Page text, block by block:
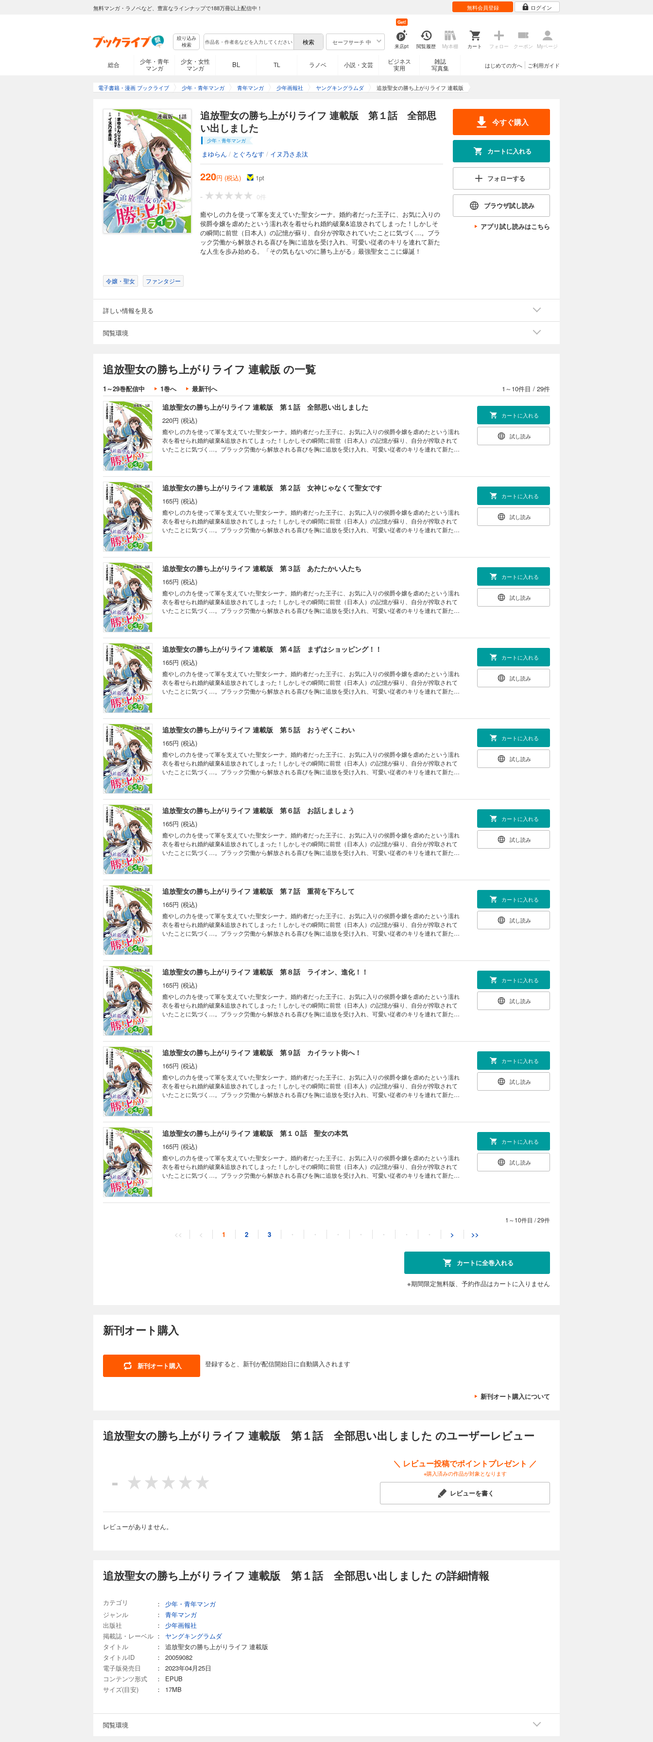
無料マンガ・ラノベなど、豊富なラインナップで188万冊以上配信中！ 無料会員登録 ログイン
絞り込み
検索
セーフサーチ 中
来店pt
Get!
閲覧履歴 My本棚 カート フォロー クーポン Myページ
総合
少年・青年
マンガ
少女・女性
マンガ
BL TL ラノベ 小説・文芸
ビジネス
実用
雑誌
写真集
ご利用ガイド
はじめての方へ
電子書籍・漫画 ブックライブ 少年・青年マンガ 青年マンガ 少年画報社 ヤングキングラムダ 追放聖女の勝ち上がりライフ 連載版
追放聖女の勝ち上がりライフ 連載版 第１話 全部思
い出しました
少年・青年マンガ
まゆらん / とぐろなす / イヌ乃さゑ汰
220円 (税込) 1pt
-
0件
癒やしの力を使って軍を支えていた聖女シーナ。婚約者だった王子に、お気に入りの
侯爵令嬢を虐めたという濡れ衣を着せられ婚約破棄&追放されてしまった！しかしそ
の瞬間に前世（日本人）の記憶が蘇り、自分が搾取されていたことに気づく…。ブラ
ック労働から解放される喜びを胸に追放を受け入れ、可愛い従者のキリを連れて新た
な人生を歩み始める。「その気もないのに勝ち上がる」最強聖女ここに爆誕！
今すぐ購入
カートに入れる
フォローする
ブラウザ試し読み
アプリ試し読みはこちら
令嬢・聖女 ファンタジー
詳しい情報を見る
閲覧環境
追放聖女の勝ち上がりライフ 連載版 の一覧
1～29巻配信中 1巻へ 最新刊へ 1～10件目 / 29件
追放聖女の勝ち上がりライフ 連載版 第１話 全部思い出しました
220円 (税込)
癒やしの力を使って軍を支えていた聖女シーナ。婚約者だった王子に、お気に入りの侯爵令嬢を虐めたという濡れ
衣を着せられ婚約破棄&追放されてしまった！しかしその瞬間に前世（日本人）の記憶が蘇り、自分が搾取されて
いたことに気づく…。ブラック労働から解放される喜びを胸に追放を受け入れ、可愛い従者のキリを連れて新たな
カートに入れる
試し読み
追放聖女の勝ち上がりライフ 連載版 第２話 女神じゃなくて聖女です
165円 (税込)
癒やしの力を使って軍を支えていた聖女シーナ。婚約者だった王子に、お気に入りの侯爵令嬢を虐めたという濡れ
衣を着せられ婚約破棄&追放されてしまった！しかしその瞬間に前世（日本人）の記憶が蘇り、自分が搾取されて
いたことに気づく…。ブラック労働から解放される喜びを胸に追放を受け入れ、可愛い従者のキリを連れて新たな
カートに入れる
試し読み
追放聖女の勝ち上がりライフ 連載版 第３話 あたたかい人たち
165円 (税込)
癒やしの力を使って軍を支えていた聖女シーナ。婚約者だった王子に、お気に入りの侯爵令嬢を虐めたという濡れ
衣を着せられ婚約破棄&追放されてしまった！しかしその瞬間に前世（日本人）の記憶が蘇り、自分が搾取されて
いたことに気づく…。ブラック労働から解放される喜びを胸に追放を受け入れ、可愛い従者のキリを連れて新たな
カートに入れる
試し読み
追放聖女の勝ち上がりライフ 連載版 第４話 まずはショッピング！！
165円 (税込)
癒やしの力を使って軍を支えていた聖女シーナ。婚約者だった王子に、お気に入りの侯爵令嬢を虐めたという濡れ
衣を着せられ婚約破棄&追放されてしまった！しかしその瞬間に前世（日本人）の記憶が蘇り、自分が搾取されて
いたことに気づく…。ブラック労働から解放される喜びを胸に追放を受け入れ、可愛い従者のキリを連れて新たな
カートに入れる
試し読み
追放聖女の勝ち上がりライフ 連載版 第５話 おうぞくこわい
165円 (税込)
癒やしの力を使って軍を支えていた聖女シーナ。婚約者だった王子に、お気に入りの侯爵令嬢を虐めたという濡れ
衣を着せられ婚約破棄&追放されてしまった！しかしその瞬間に前世（日本人）の記憶が蘇り、自分が搾取されて
いたことに気づく…。ブラック労働から解放される喜びを胸に追放を受け入れ、可愛い従者のキリを連れて新たな
カートに入れる
試し読み
追放聖女の勝ち上がりライフ 連載版 第６話 お話しましょう
165円 (税込)
癒やしの力を使って軍を支えていた聖女シーナ。婚約者だった王子に、お気に入りの侯爵令嬢を虐めたという濡れ
衣を着せられ婚約破棄&追放されてしまった！しかしその瞬間に前世（日本人）の記憶が蘇り、自分が搾取されて
いたことに気づく…。ブラック労働から解放される喜びを胸に追放を受け入れ、可愛い従者のキリを連れて新たな
カートに入れる
試し読み
追放聖女の勝ち上がりライフ 連載版 第７話 重荷を下ろして
165円 (税込)
癒やしの力を使って軍を支えていた聖女シーナ。婚約者だった王子に、お気に入りの侯爵令嬢を虐めたという濡れ
衣を着せられ婚約破棄&追放されてしまった！しかしその瞬間に前世（日本人）の記憶が蘇り、自分が搾取されて
いたことに気づく…。ブラック労働から解放される喜びを胸に追放を受け入れ、可愛い従者のキリを連れて新たな
カートに入れる
試し読み
追放聖女の勝ち上がりライフ 連載版 第８話 ライオン、進化！！
165円 (税込)
癒やしの力を使って軍を支えていた聖女シーナ。婚約者だった王子に、お気に入りの侯爵令嬢を虐めたという濡れ
衣を着せられ婚約破棄&追放されてしまった！しかしその瞬間に前世（日本人）の記憶が蘇り、自分が搾取されて
いたことに気づく…。ブラック労働から解放される喜びを胸に追放を受け入れ、可愛い従者のキリを連れて新たな
カートに入れる
試し読み
追放聖女の勝ち上がりライフ 連載版 第９話 カイラット街へ！
165円 (税込)
癒やしの力を使って軍を支えていた聖女シーナ。婚約者だった王子に、お気に入りの侯爵令嬢を虐めたという濡れ
衣を着せられ婚約破棄&追放されてしまった！しかしその瞬間に前世（日本人）の記憶が蘇り、自分が搾取されて
いたことに気づく…。ブラック労働から解放される喜びを胸に追放を受け入れ、可愛い従者のキリを連れて新たな
カートに入れる
試し読み
追放聖女の勝ち上がりライフ 連載版 第１０話 聖女の本気
165円 (税込)
癒やしの力を使って軍を支えていた聖女シーナ。婚約者だった王子に、お気に入りの侯爵令嬢を虐めたという濡れ
衣を着せられ婚約破棄&追放されてしまった！しかしその瞬間に前世（日本人）の記憶が蘇り、自分が搾取されて
いたことに気づく…。ブラック労働から解放される喜びを胸に追放を受け入れ、可愛い従者のキリを連れて新たな
カートに入れる
試し読み
癒やしの力を使って軍を支えていた聖女シーナ。婚約者だった王子に、お気に入りの侯爵令嬢を虐めたという濡れ
いたことに気づく…。ブラック労働から解放される喜びを胸に追放を受け入れ、可愛い従者のキリを連れて新たな
カートに入れる
衣を着せられ婚約破棄&追放されてしまった！しかしその瞬間に前世（日本人）の記憶が蘇り、自分が搾取されて
いたことに気づく…。ブラック労働から解放される喜びを胸に追放を受け入れ、可愛い従者のキリを連れて新たな
追放聖女の勝ち上がりライフ 連載版 第１３話 それでも、いつかは
癒やしの力を使って軍を支えていた聖女シーナ。婚約者だった王子に、お気に入りの侯爵令嬢を虐めたという濡れ
衣を着せられ婚約破棄&追放されてしまった！しかしその瞬間に前世（日本人）の記憶が蘇り、自分が搾取されて
いたことに気づく…。ブラック労働から解放される喜びを胸に追放を受け入れ、可愛い従者のキリを連れて新たな
カートに入れる
試し読み
衣を着せられ婚約破棄&追放されてしまった！しかしその瞬間に前世（日本人）の記憶が蘇り、自分が搾取されて
いたことに気づく…。ブラック労働から解放される喜びを胸に追放を受け入れ、可愛い従者のキリを連れて新たな
追放聖女の勝ち上がりライフ 連載版 第１６話 戦いは戦場のみにあらず！？
165円 (税込)
癒やしの力を使って軍を支えていた聖女シーナ。婚約者だった王子に、お気に入りの侯爵令嬢を虐めたという濡れ
衣を着せられ婚約破棄&追放されてしまった！しかしその瞬間に前世（日本人）の記憶が蘇り、自分が搾取されて
いたことに気づく…。ブラック労働から解放される喜びを胸に追放を受け入れ、可愛い従者のキリを連れて新たな
人生を歩み始める。「その気もないのに勝ち上がる」最強聖女ここに爆誕！
165円 (税込)
1～10件目 /29件
<< < 1 2 3 ・ ・ ・ ・ ・ ・ ・ > >>
カートに全巻入れる
※期間限定無料版、予約作品はカートに入りません
新刊オート購入
新刊オート購入 登録すると、新刊が配信開始日に自動購入されます
新刊オート購入について
追放聖女の勝ち上がりライフ 連載版 第１話 全部思い出しました のユーザーレビュー
-
＼ レビュー投稿でポイントプレゼント ／
※購入済みの作品が対象となります
レビューを書く
レビューがありません。
追放聖女の勝ち上がりライフ 連載版 第１話 全部思い出しました の詳細情報
カテゴリ ：
少年・青年マンガ
ジャンル
：
青年マンガ
出版社
：
少年画報社
掲載誌・レーベル ：
ヤングキングラムダ
タイトル
：
追放聖女の勝ち上がりライフ 連載版
タイトルID
：
20059082
電子版発売日
：
2023年04月25日
コンテンツ形式
：
EPUB
サイズ(目安)
： 17MB
閲覧環境